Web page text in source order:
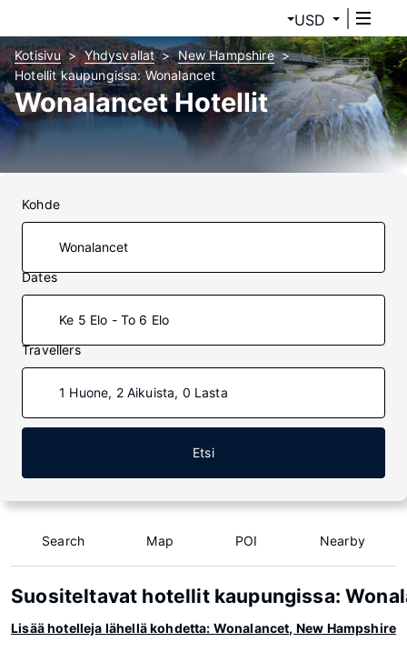
USD
Kotisivu Yhdysvallat
New Hampshire
Hotellit kaupungissa: Wonalancet
Wonalancet Hotellit
Kohde
Dates
Ke 5 Elo - To 6 Elo
Travellers
1 Huone, 2 Aikuista, 0 Lasta
Etsi
Search Map POI Nearby
Suositeltavat hotellit kaupungissa:
Lisää hotelleja lähellä kohdetta: Wonalancet, New Hampshire